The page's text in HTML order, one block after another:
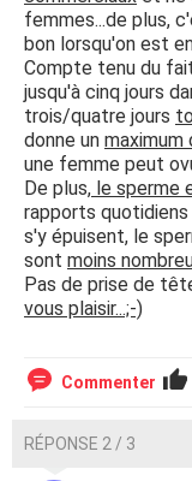
femmes...de plus,
bon lorsqu'on est
Compte tenu du
jusqu'à cinq jours
trois/quatre jours
donne un maximum
une femme peut
De plus, le sperme
rapports
s'y épuisent, le
sont moins
Pas de prise de
vous plaisir...;-)
Commenter
RÉPONSE 2 / 3